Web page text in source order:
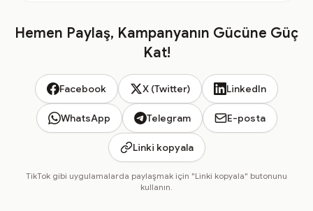
Hemen Paylaş, Kampanyanın Gücüne Güç
Kat!
Facebook X (Twitter) LinkedIn
WhatsApp Telegram E-posta
Linki kopyala
TikTok gibi uygulamalarda paylaşmak için "Linki kopyala" butonunu
kullanın.